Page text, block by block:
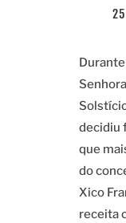
decidiu
que
do
Xico
receita